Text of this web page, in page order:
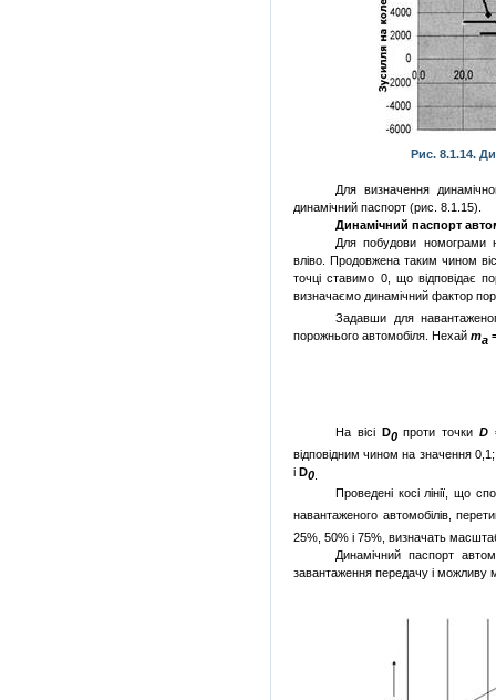
Рис. 8.1.14.
Для визначення
динамічний паспорт (рис. 8.1.15).
Динамічний паспорт
Для побудови номограми
вліво. Продовжена таким чином
точці ставимо 0, що відповідає
визначаємо динамічний фактор
Задавши для
порожнього автомобіля. Нехайmа
На вісі D0проти точкиD
відповідним чином на значення
іD0.
Проведені косі лінії, що
навантаженого автомобілів,
25%, 50% і 75%, визначать
Динамічний паспорт
завантаження передачу і можливу